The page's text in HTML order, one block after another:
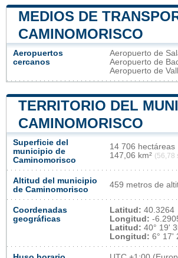
MEDIOS DE
CAMINOMORISCO
Aeropuertos
cercanos
Aeropuerto de
Aeropuerto de
Aeropuerto de
TERRITORIO DEL
CAMINOMORISCO
Superficie del
municipio de
Caminomorisco
14 706 hectáreas
147,06 km² (56,78
Altitud del municipio
de Caminomorisco
459 metros de
Coordenadas
geográficas
Latitud: 40.3264
Longitud: -
Latitud: 40° 19'
Longitud: 6° 17'